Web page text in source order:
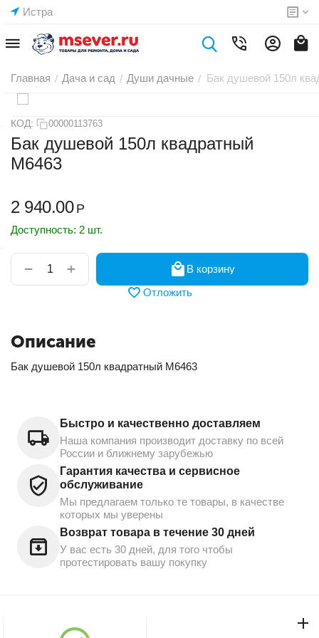
Истра
Главная / Дача и сад / Души дачные / Бак душевой 150л
КОД: 00000113763
Бак душевой 150л квадратный
М6463
2 940.00 Р
Доступность: 2 шт.
+
−
В корзину
Отложить
Описание
Бак душевой 150л квадратный М6463
Быстро и качественно доставляем
Наша компания производит доставку по всей
России и ближнему зарубежью
Гарантия качества и сервисное
обслуживание
Мы предлагаем только те товары, в качестве
которых мы уверены
Возврат товара в течение 30 дней
У вас есть 30 дней, для того чтобы
протестировать вашу покупку